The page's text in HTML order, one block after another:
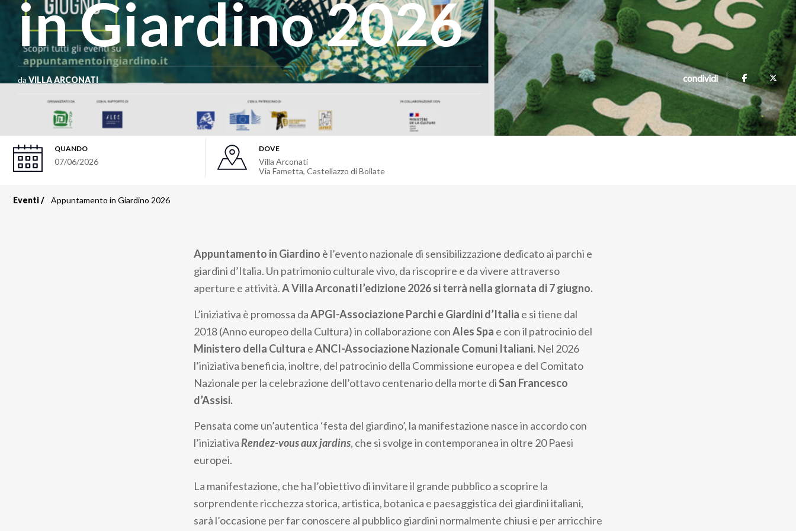
in Giardino 2026
da VILLA ARCONATI condividi
QUANDO
07/06/2026
DOVE
Villa Arconati
Via Fametta, Castellazzo di Bollate
Briciole
Eventi Appuntamento in Giardino 2026
Appuntamento in Giardino è l’evento nazionale di sensibilizzazione dedicato ai parchi e
giardini d’Italia. Un patrimonio culturale vivo, da riscoprire e da vivere attraverso
aperture e attività.A Villa Arconati l’edizione 2026 si terrà nella giornata di 7 giugno.
L’iniziativa è promossa daAPGI-Associazione Parchi e Giardini d’Italia e si tiene dal
2018 (Anno europeo della Cultura) in collaborazione conAles Spa e con il patrocinio del
Ministero della Cultura eANCI-Associazione Nazionale Comuni Italiani. Nel 2026
l’iniziativa beneficia, inoltre, del patrocinio della Commissione europea e del Comitato
Nazionale per la celebrazione dell’ottavo centenario della morte diSan Francesco
d’Assisi.
Pensata come un’autentica ‘festa del giardino’, la manifestazione nasce in accordo con
l’iniziativa Rendez-vous aux jardins, che si svolge in contemporanea in oltre 20 Paesi
europei.
La manifestazione, che ha l’obiettivo di invitare il grande pubblico a scoprire la
sorprendente ricchezza storica, artistica, botanica e paesaggistica dei giardini italiani,
sarà l’occasione per far conoscere al pubblico giardini normalmente chiusi e per arricchire